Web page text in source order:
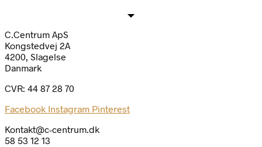
C.Centrum ApS
Kongstedvej 2A
4200, Slagelse
Danmark
CVR: 44 87 28 70
Facebook Instagram Pinterest
Kontakt@c-centrum.dk
58 53 12 13